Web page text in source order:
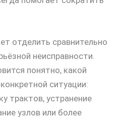
отделить сравнительно
неисправности.
понятно, какой
ситуации:
трактов, устранение
узлов или более